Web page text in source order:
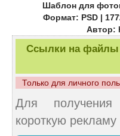
Шаблон для
Формат: PSD |
Автор:
Ссылки на файлы
Только для личного
Для получения
короткую рекламу